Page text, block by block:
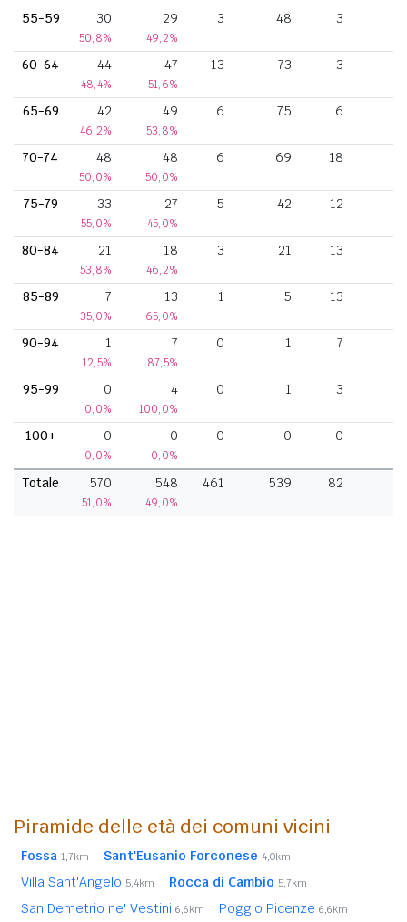
55-59 30
50,8%
29
49,2%
3 48 3
60-64 44
48,4%
47
51,6%
13 73 3
65-69 42
46,2%
49
53,8%
6 75 6
70-74 48
50,0%
48
50,0%
6 69 18
75-79 33
55,0%
27
45,0%
5 42 12
80-84 21
53,8%
18
46,2%
3 21 13
85-89 7
35,0%
13
65,0%
1 5 13
90-94 1
12,5%
7
87,5%
0 1 7
95-99 0
0,0%
4
100,0%
0 1 3
100+ 0
0,0%
0
0,0%
0 0 0
Totale 570
51,0%
548
49,0%
461 539 82
Piramide delle età dei comuni vicini
Fossa 1,7km Sant'Eusanio Forconese 4,0km
Villa Sant'Angelo 5,4km Rocca di Cambio 5,7km
San Demetrio ne' Vestini 6,6km Poggio Picenze 6,6km